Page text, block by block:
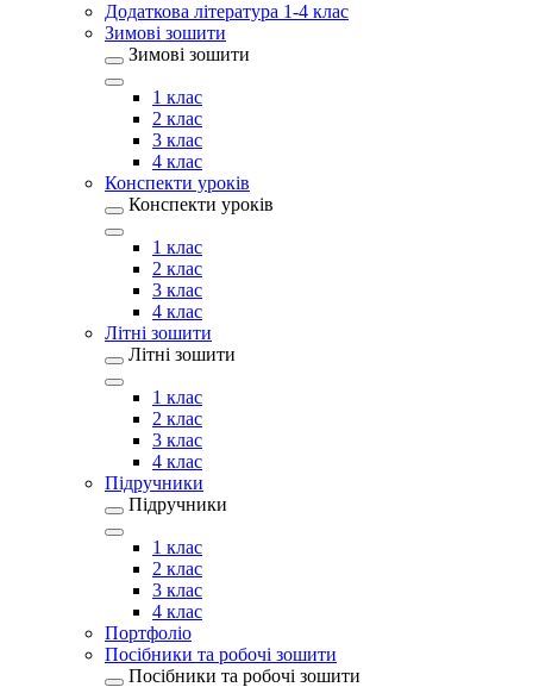
Додаткова література 1-4 клас
Зимові зошити
Зимові зошити
1 клас
2 клас
3 клас
4 клас
Конспекти уроків
Конспекти уроків
1 клас
2 клас
3 клас
4 клас
Літні зошити
Літні зошити
1 клас
2 клас
3 клас
4 клас
Підручники
Підручники
1 клас
2 клас
3 клас
4 клас
Портфоліо
Посібники та робочі зошити
Посібники та робочі зошити